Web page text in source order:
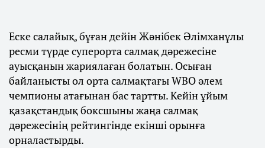
Еске салайық, бұған дейін Жәнібек Әлімханұлы
ресми түрде суперорта салмақ дәрежесіне
ауысқанын жариялаған болатын. Осыған
байланысты ол орта салмақтағы WBO әлем
чемпионы атағынан бас тартты. Кейін ұйым
қазақстандық боксшыны жаңа салмақ
дәрежесінің рейтингінде екінші орынға
орналастырды.